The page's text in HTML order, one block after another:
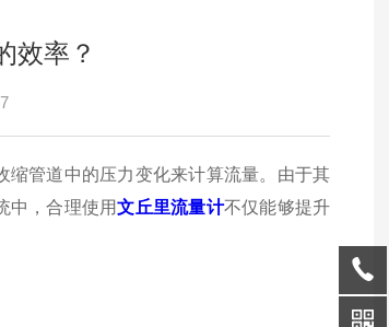
效率？
管道中的压力变化来计算流量。由于其
中，合理使用文丘里流量计不仅能够提升